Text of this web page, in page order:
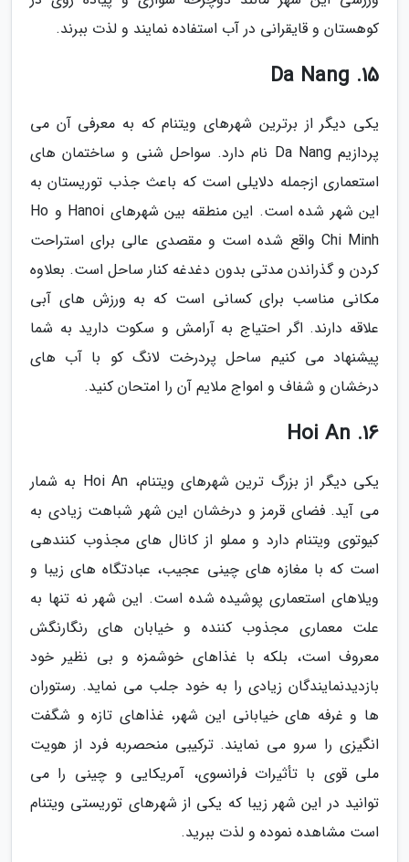
کوهستان و قایقرانی در آب استفاده نمایند و لذت ببرند.
15. Da Nang
یکی دیگر از برترین شهرهای ویتنام که به معرفی آن می
پردازیم Da Nang نام دارد. سواحل شنی و ساختمان های
استعماری ازجمله دلایلی است که باعث جذب توریستان به
این شهر شده است. این منطقه بین شهرهای Hanoi و Ho
Chi Minh واقع شده است و مقصدی عالی برای استراحت
کردن و گذراندن مدتی بدون دغدغه کنار ساحل است. بعلاوه
مکانی مناسب برای کسانی است که به ورزش های آبی
علاقه دارند. اگر احتیاج به آرامش و سکوت دارید به شما
پیشنهاد می کنیم ساحل پردرخت لانگ کو با آب های
درخشان و شفاف و امواج ملایم آن را امتحان کنید.
16. Hoi An
یکی دیگر از بزرگ ترین شهرهای ویتنام، Hoi An به شمار
می آید. فضای قرمز و درخشان این شهر شباهت زیادی به
کیوتوی ویتنام دارد و مملو از کانال های مجذوب کنندهی
است که با مغازه های چینی عجیب، عبادتگاه های زیبا و
ویلاهای استعماری پوشیده شده است. این شهر نه تنها به
علت معماری مجذوب کننده و خیابان های رنگارنگش
معروف است، بلکه با غذاهای خوشمزه و بی نظیر خود
بازدیدنمایندگان زیادی را به خود جلب می نماید. رستوران
ها و غرفه های خیابانی این شهر، غذاهای تازه و شگفت
انگیزی را سرو می نمایند. ترکیبی منحصربه فرد از هویت
ملی قوی با تأثیرات فرانسوی، آمریکایی و چینی را می
توانید در این شهر زیبا که یکی از شهرهای توریستی ویتنام
است مشاهده نموده و لذت ببرید.